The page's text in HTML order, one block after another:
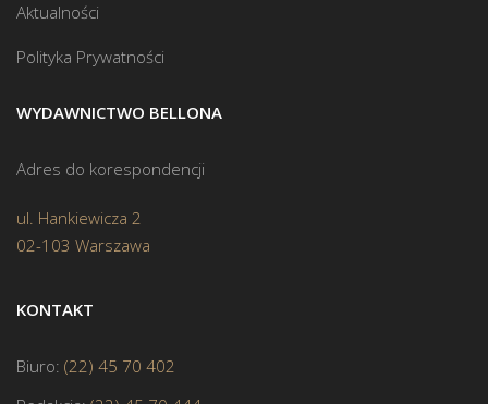
Aktualności
Polityka Prywatności
WYDAWNICTWO BELLONA
Adres do korespondencji
ul. Hankiewicza 2
02-103 Warszawa
KONTAKT
Biuro: (22) 45 70 402